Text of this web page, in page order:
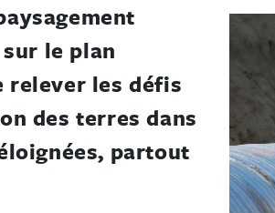
le plan
relever les défis
des terres dans
partout